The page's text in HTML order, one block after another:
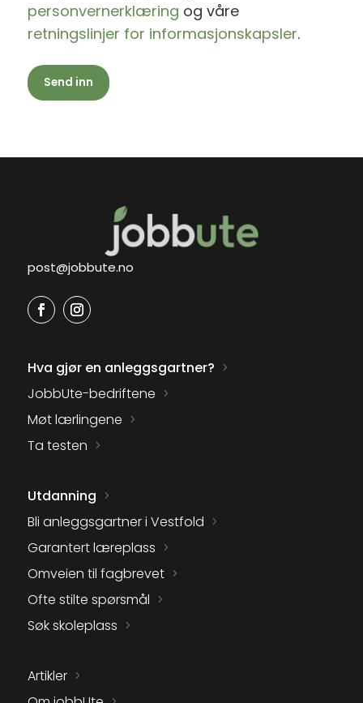
personvernerklæring og våre
retningslinjer for informasjonskapsler.
post@jobbute.no
Hva gjør en anleggsgartner?
JobbUte-bedriftene
Møt lærlingene
Ta testen
Utdanning
Bli anleggsgartner i Vestfold
Garantert læreplass
Omveien til fagbrevet
Ofte stilte spørsmål
Søk skoleplass
Artikler